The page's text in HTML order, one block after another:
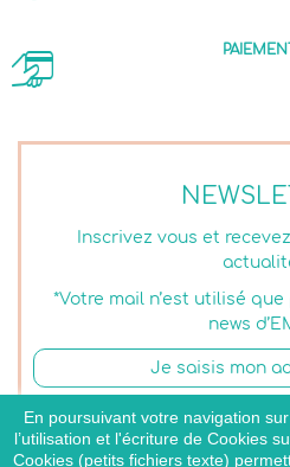
Inscrivez vous et
*Votre mail n’est utilisé
news
J'accepte les conditions
En poursuivant votre navigation
l’utilisation et l'écriture de Cookies
Cookies (petits fichiers texte)